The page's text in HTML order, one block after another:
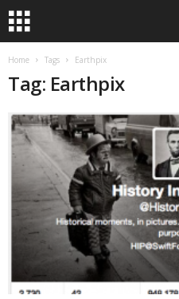
Home Tags Earthpix
Tag: Earthpix